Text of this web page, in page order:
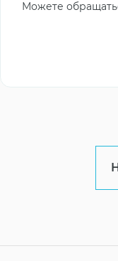
Можете